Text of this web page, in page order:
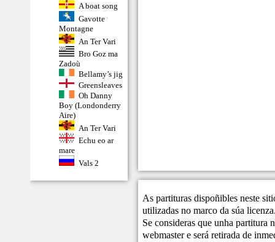
A boat song
Gavotte
Montagne
An Ter Vari
Bro Goz ma
Zadoù
Bellamy’s jig
Greensleaves
Oh Danny
Boy (Londonderry
Aire)
An Ter Vari
Echu eo ar
mare
Vals 2
As partituras dispoñibles neste
utilizadas no marco da súa
Se consideras que unha partitura
webmastere será retirada de